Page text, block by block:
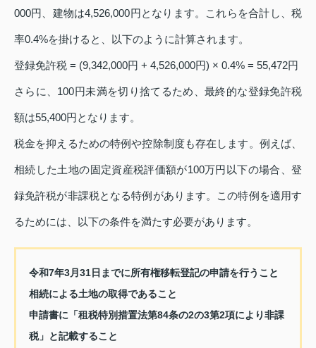
000円、建物は4,526,000円となります。これらを合計し、税
率0.4%を掛けると、以下のように計算されます。
登録免許税 = (9,342,000円 + 4,526,000円) × 0.4% = 55,472円
さらに、100円未満を切り捨てるため、最終的な登録免許税
額は55,400円となります。
税金を抑えるための特例や控除制度も存在します。例えば、
相続した土地の固定資産税評価額が100万円以下の場合、登
録免許税が非課税となる特例があります。この特例を適用す
るためには、以下の条件を満たす必要があります。
令和7年3月31日までに所有権移転登記の申請を行うこと
相続による土地の取得であること
申請書に「租税特別措置法第84条の2の3第2項により非課
税」と記載すること